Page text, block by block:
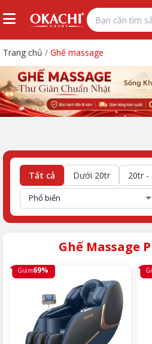
Trang chủ / Ghế massage
Tất cả Dưới 20tr 20tr -
Ghế Massage
Giảm69%